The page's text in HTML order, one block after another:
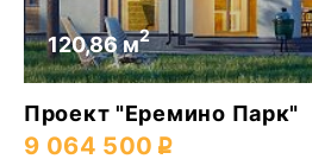
120,86 м2
Проект "Еремино Парк"
9 064 500